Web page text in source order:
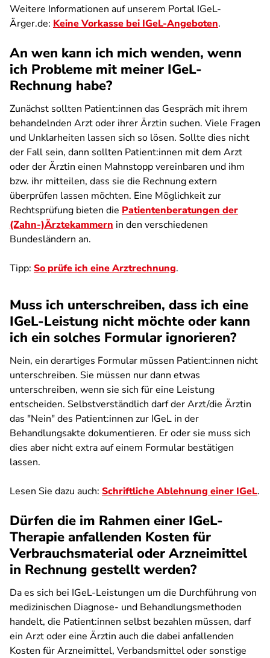
Weitere Informationen auf unserem Portal IGeL-
Ärger.de: Keine Vorkasse bei IGeL-Angeboten.
An wen kann ich mich wenden, wenn
ich Probleme mit meiner IGeL-
Rechnung habe?
Zunächst sollten Patient:innen das Gespräch mit ihrem
behandelnden Arzt oder ihrer Ärztin suchen. Viele Fragen
und Unklarheiten lassen sich so lösen. Sollte dies nicht
der Fall sein, dann sollten Patient:innen mit dem Arzt
oder der Ärztin einen Mahnstopp vereinbaren und ihm
bzw. ihr mitteilen, dass sie die Rechnung extern
überprüfen lassen möchten. Eine Möglichkeit zur
Rechtsprüfung bieten die Patientenberatungen der
(Zahn-)Ärztekammern in den verschiedenen
Bundesländern an.
Tipp: So prüfe ich eine Arztrechnung.
Muss ich unterschreiben, dass ich eine
IGeL-Leistung nicht möchte oder kann
ich ein solches Formular ignorieren?
Nein, ein derartiges Formular müssen Patient:innen nicht
unterschreiben. Sie müssen nur dann etwas
unterschreiben, wenn sie sich für eine Leistung
entscheiden. Selbstverständlich darf der Arzt/die Ärztin
das "Nein" des Patient:innen zur IGeL in der
Behandlungsakte dokumentieren. Er oder sie muss sich
dies aber nicht extra auf einem Formular bestätigen
lassen.
Lesen Sie dazu auch: Schriftliche Ablehnung einer IGeL.
Dürfen die im Rahmen einer IGeL-
Therapie anfallenden Kosten für
Verbrauchsmaterial oder Arzneimittel
in Rechnung gestellt werden?
Da es sich bei IGeL-Leistungen um die Durchführung von
medizinischen Diagnose- und Behandlungsmethoden
handelt, die Patient:innen selbst bezahlen müssen, darf
ein Arzt oder eine Ärztin auch die dabei anfallenden
Kosten für Arzneimittel, Verbandsmittel oder sonstige